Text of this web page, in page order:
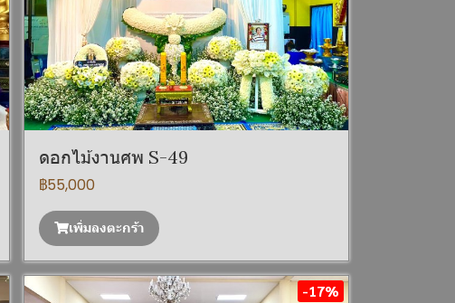
ดอกไม้งานศพ S-49
฿55,000
เพิ่มลงตะกร้า
-17%